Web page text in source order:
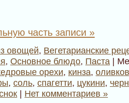
часть записи »
овощей, Вегетарианские
, Основное блюдо, Паста |
орехи, кинза,
, соль, спагетти, цукини,
| Нет комментариев »